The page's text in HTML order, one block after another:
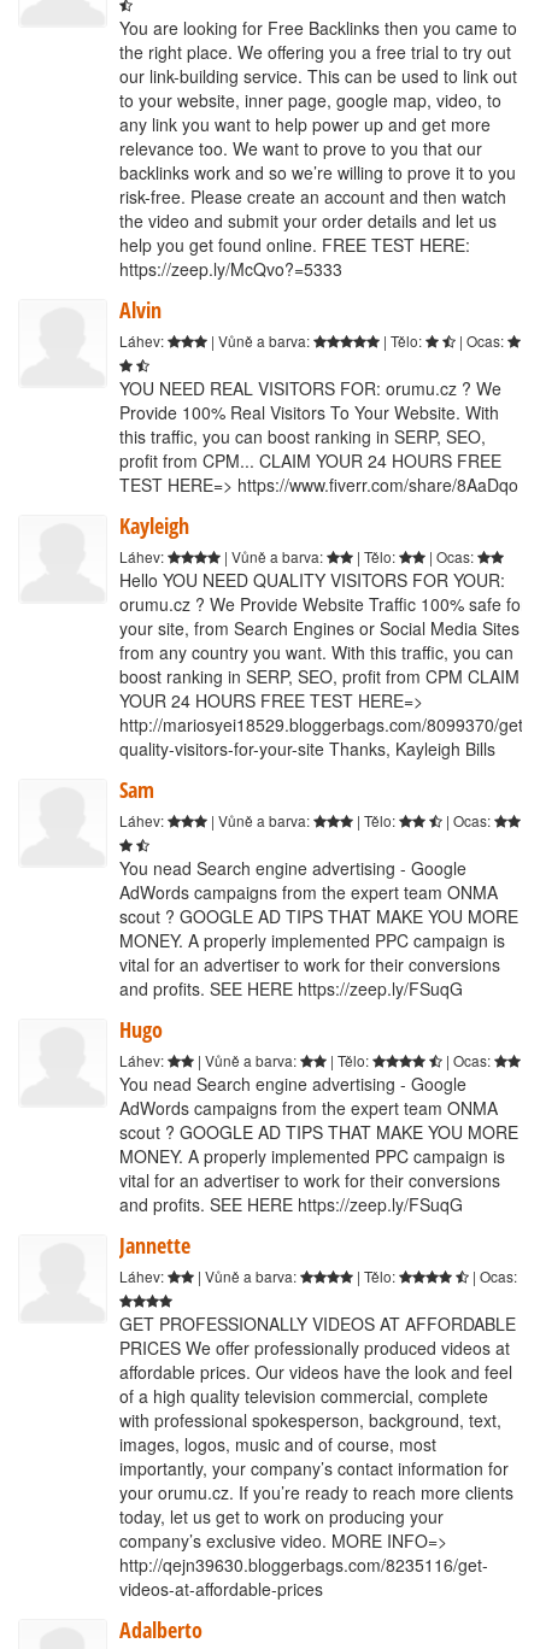
You are looking for Free Backlinks then you came to
the right place. We offering you a free trial to try out
our link-building service. This can be used to link out
to your website, inner page, google map, video, to
any link you want to help power up and get more
relevance too. We want to prove to you that our
backlinks work and so we’re willing to prove it to you
risk-free. Please create an account and then watch
the video and submit your order details and let us
help you get found online. FREE TEST HERE:
https://zeep.ly/McQvo?=5333
Alvin
Láhev: | Vůně a barva: | Tělo: | Ocas:
YOU NEED REAL VISITORS FOR: orumu.cz ? We
Provide 100% Real Visitors To Your Website. With
this traffic, you can boost ranking in SERP, SEO,
profit from CPM... CLAIM YOUR 24 HOURS FREE
TEST HERE=> https://www.fiverr.com/share/8AaDqo
Kayleigh
Láhev: | Vůně a barva: | Tělo: | Ocas:
Hello YOU NEED QUALITY VISITORS FOR YOUR:
orumu.cz ? We Provide Website Traffic 100% safe for
your site, from Search Engines or Social Media Sites
from any country you want. With this traffic, you can
boost ranking in SERP, SEO, profit from CPM CLAIM
YOUR 24 HOURS FREE TEST HERE=>
http://mariosyei18529.bloggerbags.com/8099370/get-
quality-visitors-for-your-site Thanks, Kayleigh Bills
Sam
Láhev: | Vůně a barva: | Tělo: | Ocas:
You nead Search engine advertising - Google
AdWords campaigns from the expert team ONMA
scout ? GOOGLE AD TIPS THAT MAKE YOU MORE
MONEY. A properly implemented PPC campaign is
vital for an advertiser to work for their conversions
and profits. SEE HERE https://zeep.ly/FSuqG
Hugo
Láhev: | Vůně a barva: | Tělo: | Ocas:
You nead Search engine advertising - Google
AdWords campaigns from the expert team ONMA
scout ? GOOGLE AD TIPS THAT MAKE YOU MORE
MONEY. A properly implemented PPC campaign is
vital for an advertiser to work for their conversions
and profits. SEE HERE https://zeep.ly/FSuqG
Jannette
Láhev: | Vůně a barva: | Tělo: | Ocas:
GET PROFESSIONALLY VIDEOS AT AFFORDABLE
PRICES We offer professionally produced videos at
affordable prices. Our videos have the look and feel
of a high quality television commercial, complete
with professional spokesperson, background, text,
images, logos, music and of course, most
importantly, your company’s contact information for
your orumu.cz. If you’re ready to reach more clients
today, let us get to work on producing your
company’s exclusive video. MORE INFO=>
http://qejn39630.bloggerbags.com/8235116/get-
videos-at-affordable-prices
Adalberto